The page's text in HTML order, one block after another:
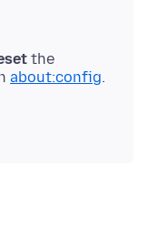
the
about:config